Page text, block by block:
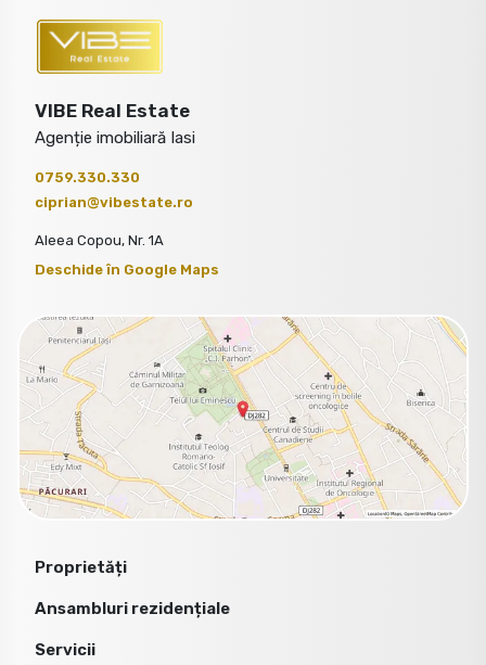
VIBE Real Estate
Agenție imobiliară Iasi
0759.330.330
ciprian@vibestate.ro
Aleea Copou, Nr. 1A
Deschide în Google Maps
Proprietăți
Ansambluri rezidențiale
Servicii